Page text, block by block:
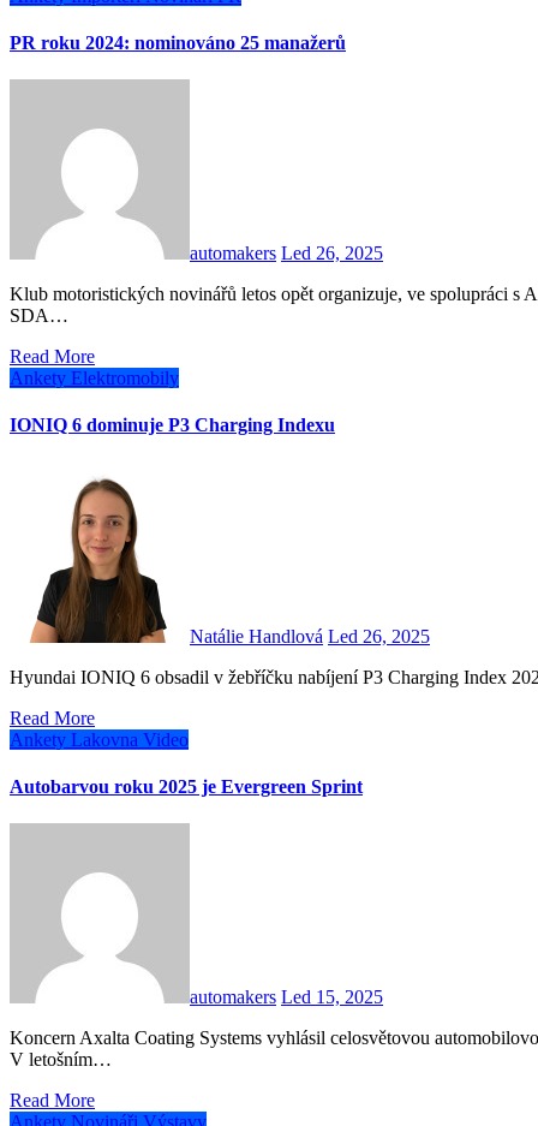
PR roku 2024: nominováno 25 manažerů
automakers Led 26, 2025
Klub motoristických novinářů letos opět organizuje, ve spolupráci s AUTOmakers, anketu o nejlepší mediální servis v rámci
SDA…
Read More
Ankety Elektromobily
IONIQ 6 dominuje P3 Charging Indexu
Natálie Handlová Led 26, 2025
Hyundai IONIQ 6 obsadil v žebříčku nabíjení P3 Charging Index
Read More
Ankety Lakovna Video
Autobarvou roku 2025 je Evergreen Sprint
automakers Led 15, 2025
Koncern Axalta Coating Systems vyhlásil celosvětovou automobilovou barvu roku 2025 (Global Automotive Color of the Year).
V letošním…
Read More